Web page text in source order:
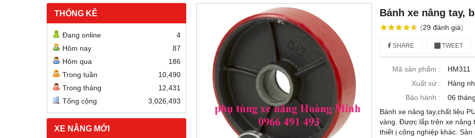
THỐNG KÊ
Đang online
4
Hôm nay
87
Hôm qua
186
Trong tuần
10,490
Trong tháng
12,431
Tổng cộng
3,026,493
XE NÂNG MỚI
Bánh xe nâng tay,
(29 đánh giá)
SHARE TWEET
Mã sản phẩm :
HM311
Xuất xứ :
Hàng
Bảo hành :
06 tháng
Bánh xe nâng tay,chất liệu
vàng. Được lắp trên xe nâng
thiết ị công nghiệp khác. Sản